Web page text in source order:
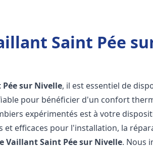
Saint Pée
Pée sur Nivelle, il est essentiel de
pour bénéficier d'un confort
expérimentés est à votre
et efficaces pour l'installation, la
VaillantSaint Pée sur Nivelle. Nous